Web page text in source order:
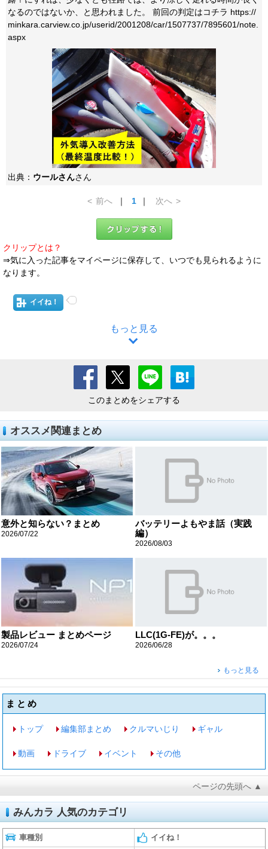
なるのではないか、と思われました。 前回の判定はコチラ https://
minkara.carview.co.jp/userid/2001208/car/1507737/7895601/note.
aspx
出典： ウールさんさん
< 前へ ｜ 1 ｜ 次へ >
クリップとは？
⇒気に入った記事をマイページに保存して、いつでも見られるように
なります。
イイね！
もっと見る
このまとめをシェアする
オススメ関連まとめ
意外と知らない？まとめ
2026/07/22
バッテリーよもやま話（実践
編）
2026/08/03
製品レビュー まとめページ
2026/07/24
LLC(1G-FE)が。。。
2026/06/28
もっと見る
まとめ
トップ 編集部まとめ クルマいじり ギャル
動画 ドライブ イベント その他
ページの先頭へ ▲
みんカラ 人気のカテゴリ
車種別 イイね！